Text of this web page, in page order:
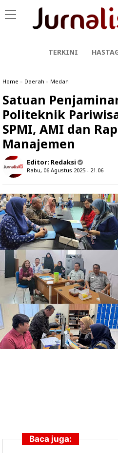
TERKINI
Home » Daerah » Medan
Satuan
Politeknik
SPMI, AMI dan
Manajemen
Editor: Redaksi
Rabu, 06 Agustus 2025 - 21.06
Baca juga: